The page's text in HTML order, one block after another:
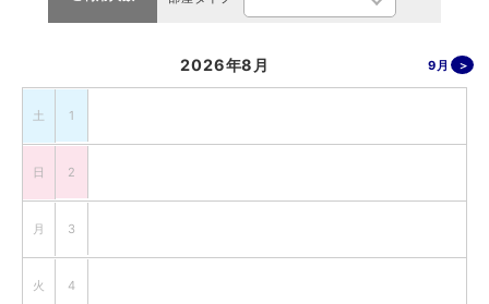
2026年8月 9月
土 1
日 2
月 3
火 4